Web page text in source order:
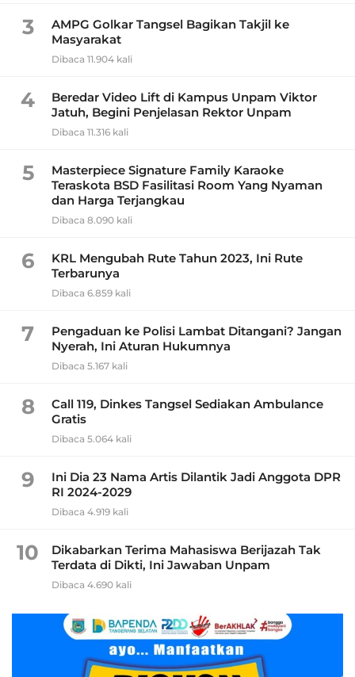
3
AMPG Golkar Tangsel Bagikan Takjil ke
Masyarakat
Dibaca 11.904 kali
4
Beredar Video Lift di Kampus Unpam Viktor
Jatuh, Begini Penjelasan Rektor Unpam
Dibaca 11.316 kali
5
Masterpiece Signature Family Karaoke
Teraskota BSD Fasilitasi Room Yang Nyaman
dan Harga Terjangkau
Dibaca 8.090 kali
6
KRL Mengubah Rute Tahun 2023, Ini Rute
Terbarunya
Dibaca 6.859 kali
7
Pengaduan ke Polisi Lambat Ditangani? Jangan
Nyerah, Ini Aturan Hukumnya
Dibaca 5.167 kali
8
Call 119, Dinkes Tangsel Sediakan Ambulance
Gratis
Dibaca 5.064 kali
9
Ini Dia 23 Nama Artis Dilantik Jadi Anggota DPR
RI 2024-2029
Dibaca 4.919 kali
10
Dikabarkan Terima Mahasiswa Berijazah Tak
Terdata di Dikti, Ini Jawaban Unpam
Dibaca 4.690 kali